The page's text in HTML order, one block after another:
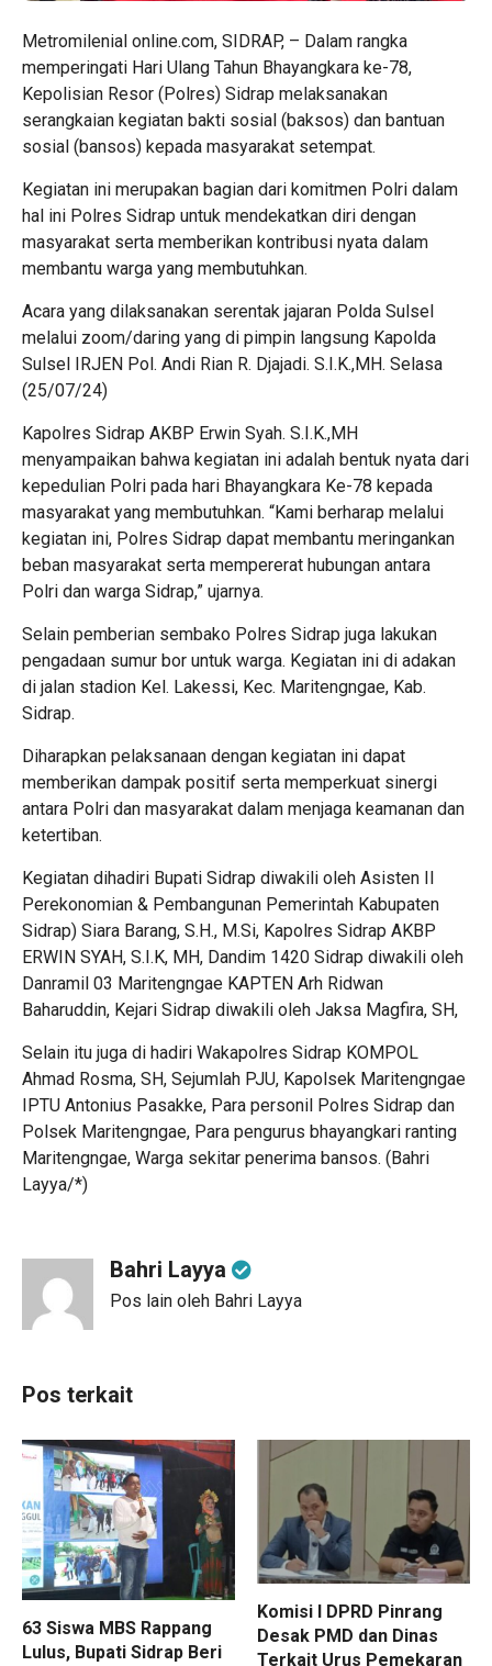
Metromilenial online.com, SIDRAP, – Dalam rangka
memperingati Hari Ulang Tahun Bhayangkara ke-78,
Kepolisian Resor (Polres) Sidrap melaksanakan
serangkaian kegiatan bakti sosial (baksos) dan bantuan
sosial (bansos) kepada masyarakat setempat.
Kegiatan ini merupakan bagian dari komitmen Polri dalam
hal ini Polres Sidrap untuk mendekatkan diri dengan
masyarakat serta memberikan kontribusi nyata dalam
membantu warga yang membutuhkan.
Acara yang dilaksanakan serentak jajaran Polda Sulsel
melalui zoom/daring yang di pimpin langsung Kapolda
Sulsel IRJEN Pol. Andi Rian R. Djajadi. S.I.K.,MH. Selasa
(25/07/24)
Kapolres Sidrap AKBP Erwin Syah. S.I.K.,MH
menyampaikan bahwa kegiatan ini adalah bentuk nyata dari
kepedulian Polri pada hari Bhayangkara Ke-78 kepada
masyarakat yang membutuhkan. “Kami berharap melalui
kegiatan ini, Polres Sidrap dapat membantu meringankan
beban masyarakat serta mempererat hubungan antara
Polri dan warga Sidrap,” ujarnya.
Selain pemberian sembako Polres Sidrap juga lakukan
pengadaan sumur bor untuk warga. Kegiatan ini di adakan
di jalan stadion Kel. Lakessi, Kec. Maritengngae, Kab.
Sidrap.
Diharapkan pelaksanaan dengan kegiatan ini dapat
memberikan dampak positif serta memperkuat sinergi
antara Polri dan masyarakat dalam menjaga keamanan dan
ketertiban.
Kegiatan dihadiri Bupati Sidrap diwakili oleh Asisten II
Perekonomian & Pembangunan Pemerintah Kabupaten
Sidrap) Siara Barang, S.H., M.Si, Kapolres Sidrap AKBP
ERWIN SYAH, S.I.K, MH, Dandim 1420 Sidrap diwakili oleh
Danramil 03 Maritengngae KAPTEN Arh Ridwan
Baharuddin, Kejari Sidrap diwakili oleh Jaksa Magfira, SH,
Selain itu juga di hadiri Wakapolres Sidrap KOMPOL
Ahmad Rosma, SH, Sejumlah PJU, Kapolsek Maritengngae
IPTU Antonius Pasakke, Para personil Polres Sidrap dan
Polsek Maritengngae, Para pengurus bhayangkari ranting
Maritengngae, Warga sekitar penerima bansos. (Bahri
Layya/*)
Bahri Layya
Pos lain oleh Bahri Layya
Pos terkait
63 Siswa MBS Rappang
Lulus, Bupati Sidrap Beri
Komisi I DPRD Pinrang
Desak PMD dan Dinas
Terkait Urus Pemekaran